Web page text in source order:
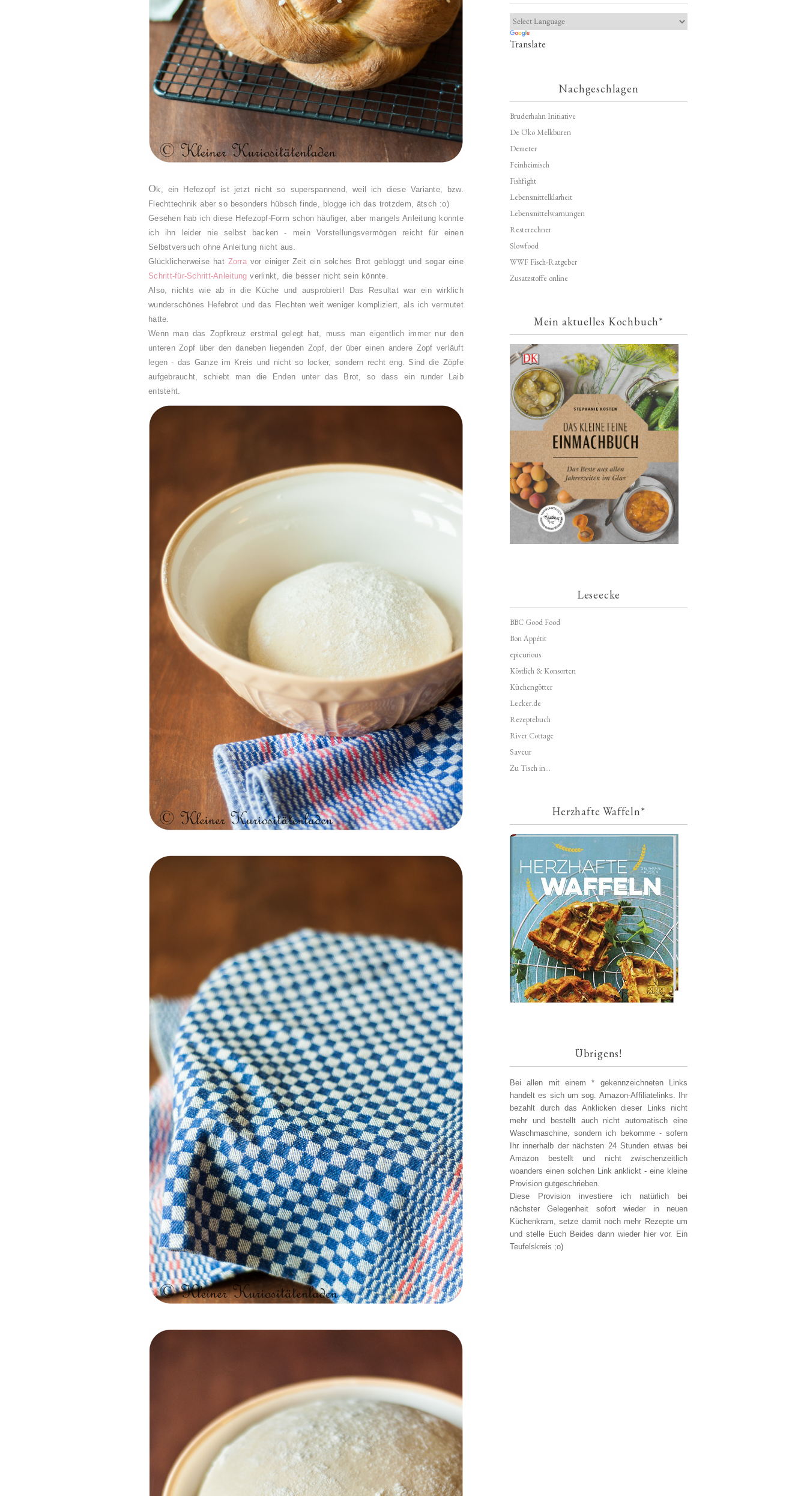
Ok, ein Hefezopf ist jetzt nicht so superspannend, weil ich diese Variante, bzw.
Flechttechnik aber so besonders hübsch finde, blogge ich das trotzdem, ätsch :o)
Gesehen hab ich diese Hefezopf-Form schon häufiger, aber mangels Anleitung konnte
ich ihn leider nie selbst backen - mein Vorstellungsvermögen reicht für einen
Selbstversuch ohne Anleitung nicht aus.
Glücklicherweise hat Zorravor einiger Zeit ein solches Brot gebloggt und sogar eine
Schritt-für-Schritt-Anleitung verlinkt, die besser nicht sein könnte.
Also, nichts wie ab in die Küche und ausprobiert! Das Resultat war ein wirklich
wunderschönes Hefebrot und das Flechten weit weniger kompliziert, als ich vermutet
hatte.
Wenn man das Zopfkreuz erstmal gelegt hat, muss man eigentlich immer nur den
unteren Zopf über den daneben liegenden Zopf, der über einen andere Zopf verläuft
legen - das Ganze im Kreis und nicht so locker, sondern recht eng. Sind die Zöpfe
aufgebraucht, schiebt man die Enden unter das Brot, so dass ein runder Laib
entsteht.
Translate
Nachgeschlagen
Bruderhahn Initiative
De Öko Melkburen
Demeter
Feinheimisch
Fishfight
Lebensmittelklarheit
Lebensmittelwarnungen
Resterechner
Slowfood
WWF Fisch-Ratgeber
Zusatzstoffe online
Mein aktuelles Kochbuch*
Leseecke
BBC Good Food
Bon Appétit
epicurious
Köstlich & Konsorten
Küchengötter
Lecker.de
Rezeptebuch
River Cottage
Saveur
Zu Tisch in...
Herzhafte Waffeln*
Übrigens!
Bei allen mit einem * gekennzeichneten Links
handelt es sich um sog. Amazon-Affiliatelinks. Ihr
bezahlt durch das Anklicken dieser Links nicht
mehr und bestellt auch nicht automatisch eine
Waschmaschine, sondern ich bekomme - sofern
Ihr innerhalb der nächsten 24 Stunden etwas bei
Amazon bestellt und nicht zwischenzeitlich
woanders einen solchen Link anklickt - eine kleine
Provision gutgeschrieben.
Diese Provision investiere ich natürlich bei
nächster Gelegenheit sofort wieder in neuen
Küchenkram, setze damit noch mehr Rezepte um
und stelle Euch Beides dann wieder hier vor. Ein
Teufelskreis ;o)